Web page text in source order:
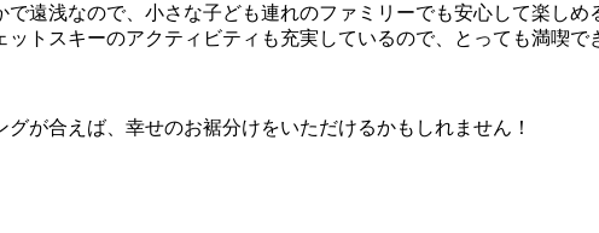
遠浅なので、小さな子ども連れのファミリーでも安心して楽し
トスキーのアクティビティも充実しているので、とっても満喫で
が合えば、幸せのお裾分けをいただけるかもしれません！